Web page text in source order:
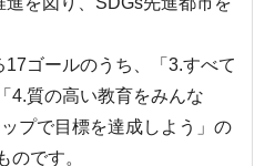
ゴールのうち、「3.すべて
4.質の高い教育をみんな
プで目標を達成しよう」の
のです。